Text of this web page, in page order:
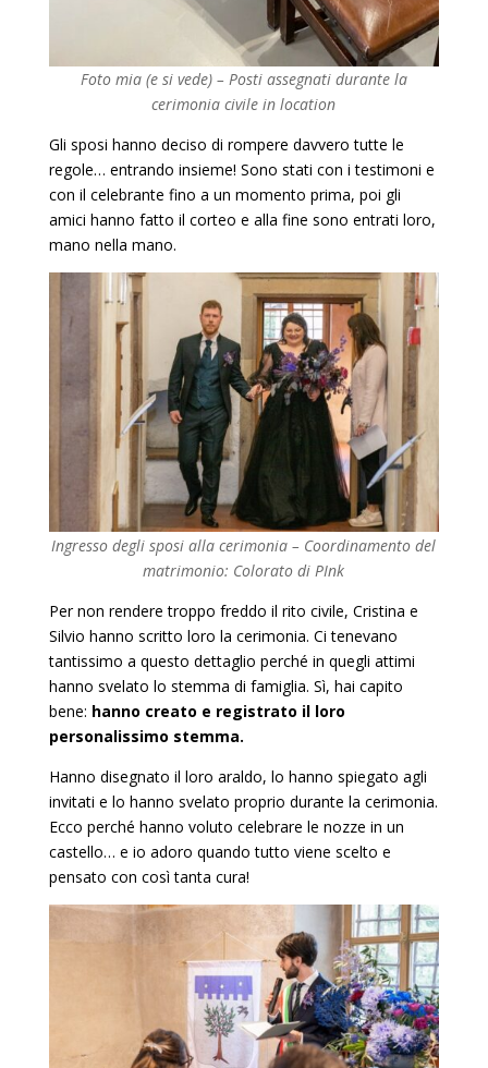
Foto mia (e si vede) – Posti assegnati durante la
cerimonia civile in location
Gli sposi hanno deciso di rompere davvero tutte le
regole… entrando insieme! Sono stati con i testimoni e
con il celebrante fino a un momento prima, poi gli
amici hanno fatto il corteo e alla fine sono entrati loro,
mano nella mano.
Ingresso degli sposi alla cerimonia – Coordinamento del
matrimonio: Colorato di PInk
Per non rendere troppo freddo il rito civile, Cristina e
Silvio hanno scritto loro la cerimonia. Ci tenevano
tantissimo a questo dettaglio perché in quegli attimi
hanno svelato lo stemma di famiglia. Sì, hai capito
bene: hanno creato e registrato il loro
personalissimo stemma.
Hanno disegnato il loro araldo, lo hanno spiegato agli
invitati e lo hanno svelato proprio durante la cerimonia.
Ecco perché hanno voluto celebrare le nozze in un
castello… e io adoro quando tutto viene scelto e
pensato con così tanta cura!